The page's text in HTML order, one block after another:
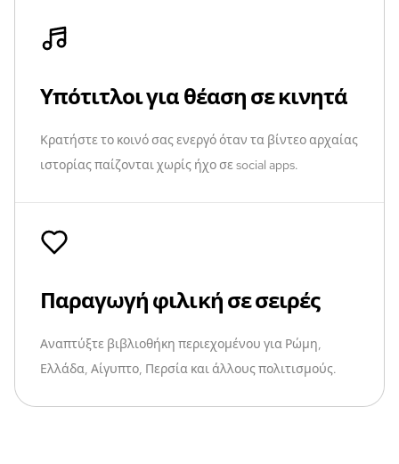
Υπότιτλοι για θέαση σε κινητά
Κρατήστε το κοινό σας ενεργό όταν τα βίντεο αρχαίας
ιστορίας παίζονται χωρίς ήχο σε social apps.
Παραγωγή φιλική σε σειρές
Αναπτύξτε βιβλιοθήκη περιεχομένου για Ρώμη,
Ελλάδα, Αίγυπτο, Περσία και άλλους πολιτισμούς.